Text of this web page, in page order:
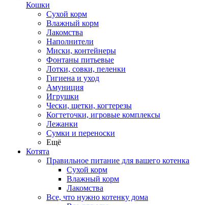
Кошки
Сухой корм
Влажный корм
Лакомства
Наполнители
Миски, контейнеры
Фонтаны питьевые
Лотки, совки, пеленки
Гигиена и уход
Амуниция
Игрушки
Чески, щетки, когтерезы
Когтеточки, игровые комплексы
Лежанки
Сумки и переноски
Ещё
Котята
Правильное питание для вашего котенка
Сухой корм
Влажный корм
Лакомства
Все, что нужно котенку дома